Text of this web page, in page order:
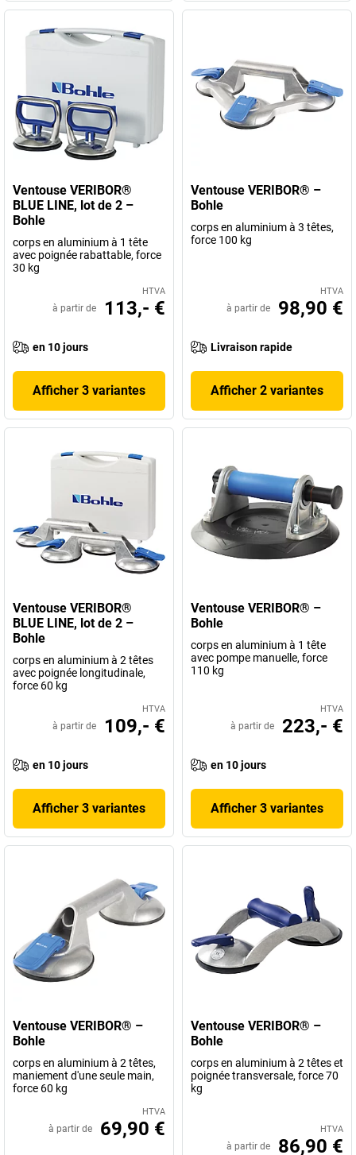
Ventouse VERIBOR®
BLUE LINE, lot de 2 –
Bohle
corps en aluminium à 1 tête
avec poignée rabattable, force
30 kg
HTVA
à partir de 113,- €
en 10 jours
Afficher 3 variantes
Ventouse VERIBOR® –
Bohle
corps en aluminium à 3 têtes,
force 100 kg
HTVA
à partir de 98,90 €
Livraison rapide
Afficher 2 variantes
Ventouse VERIBOR®
BLUE LINE, lot de 2 –
Bohle
corps en aluminium à 2 têtes
avec poignée longitudinale,
force 60 kg
HTVA
à partir de 109,- €
en 10 jours
Afficher 3 variantes
Ventouse VERIBOR® –
Bohle
corps en aluminium à 1 tête
avec pompe manuelle, force
110 kg
HTVA
à partir de 223,- €
en 10 jours
Afficher 3 variantes
Ventouse VERIBOR® –
Bohle
corps en aluminium à 2 têtes,
maniement d'une seule main,
force 60 kg
HTVA
à partir de 69,90 €
Ventouse VERIBOR® –
Bohle
corps en aluminium à 2 têtes et
poignée transversale, force 70
kg
HTVA
à partir de 86,90 €